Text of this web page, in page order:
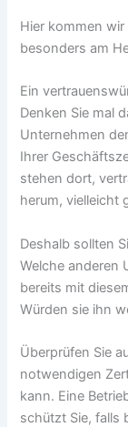
Hier kommen
besonders am
Ein
Denken Sie mal
Unternehmen
Ihrer
stehen dort,
herum, vielleicht
Deshalb sollten
Welche anderen
bereits mit
Würden sie ihn
Überprüfen Sie
notwendigen
kann. Eine
schützt Sie, falls